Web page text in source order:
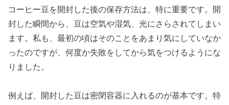
コーヒー豆を開封した後の保存方法は、特に重要です。開
封した瞬間から、豆は空気や湿気、光にさらされてしまい
ます。私も、最初の頃はそのことをあまり気にしていなか
ったのですが、何度か失敗をしてから気をつけるようにな
りました。
例えば、開封した豆は密閉容器に入れるのが基本です。特